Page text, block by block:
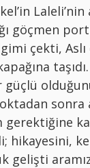
Laleli’nin
göçmen
çekti,
güçlü
sonra
gerektiğine
hikayesini,
gelişti